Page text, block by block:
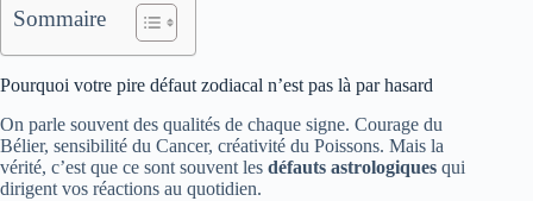
Sommaire
Pourquoi votre pire défaut zodiacal n’est pas là par hasard
On parle souvent des qualités de chaque signe. Courage du
Bélier, sensibilité du Cancer, créativité du Poissons. Mais la
vérité, c’est que ce sont souvent les défauts astrologiques qui
dirigent vos réactions au quotidien.